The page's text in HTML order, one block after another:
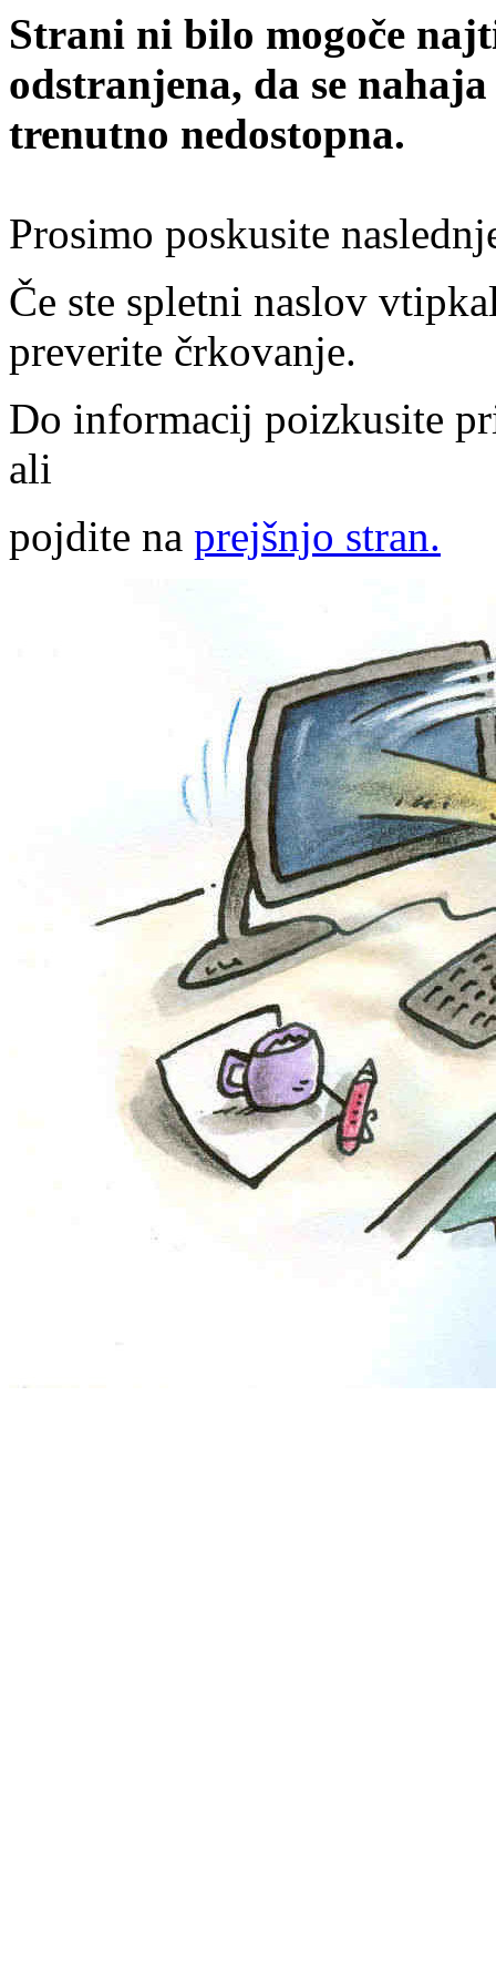
Strani ni bilo mogoče
odstranjena, da se
trenutno nedostopna.
Prosimo poskusite
Če ste spletni naslov
preverite črkovanje.
Do informacij poizkusite
ali
pojdite na prejšnjo stran.